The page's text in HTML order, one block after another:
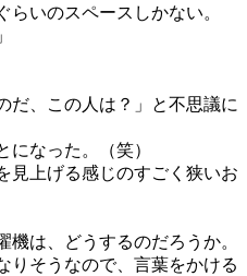
らいのスペースしかない。
だ、この人は？」と不思議に
になった。（笑）
見上げる感じのすごく狭いお
機は、どうするのだろうか。
りそうなので、言葉をかける